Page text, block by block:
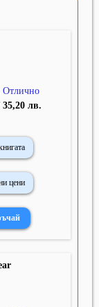
Отлично
35,20 лв.
цени